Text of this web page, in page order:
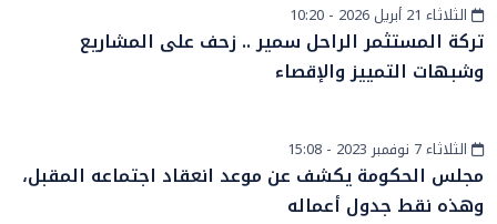
أخبار الصحراءالثلاثاء 21 أبريل 2026 - 10:20
تركة المستثمر الراحل سمير .. زحف على المشاريع
وشبهات التمييز والإقصاء
أخبار وطنيةالثلاثاء 7 نوفمبر 2023 - 15:08
مجلس الحكومة يكشف عن موعد انعقاد اجتماعه المقبل،
وهذه نقط جدول أعماله